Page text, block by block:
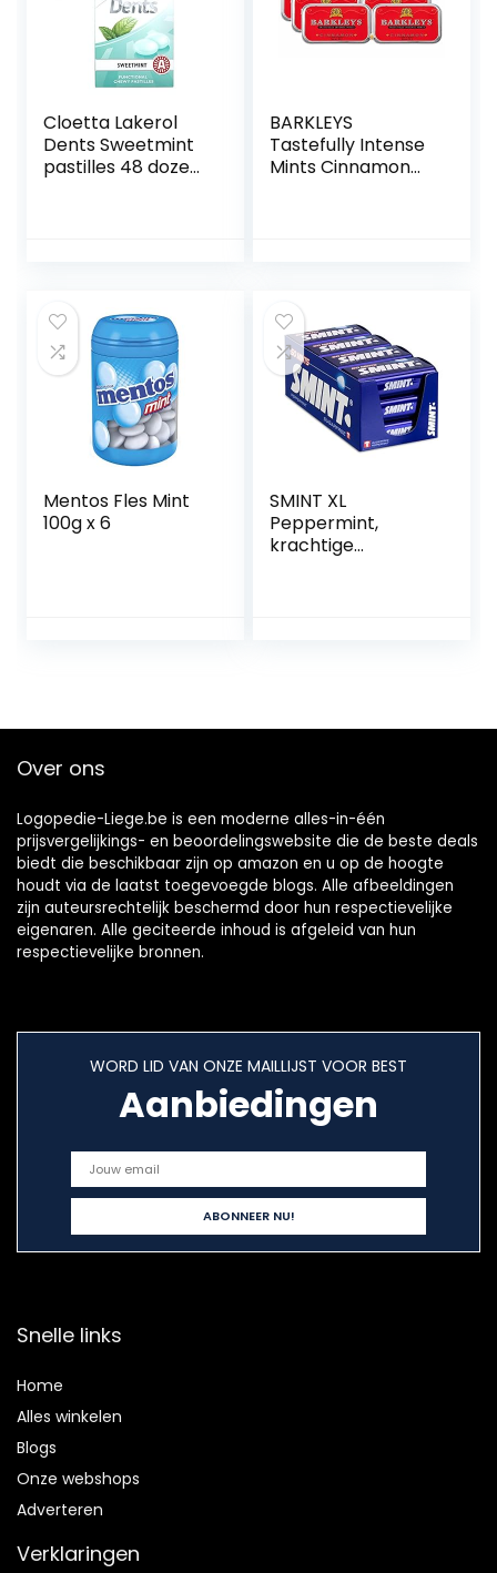
Pepermunt
snoepjes
Cloetta Lakerol
Dents Sweetmint
pastilles 48 dozen
BARKLEYS
Tastefully Intense
Mints Cinnamon
Mentos Fles Mint
100g x 6
SMINT XL
Peppermint,
krachtige
Over ons
Logopedie-Liege.be is een moderne alles-in-één
prijsvergelijkings- en beoordelingswebsite die de beste deals
biedt die beschikbaar zijn op amazon en u op de hoogte
houdt via de laatst toegevoegde blogs. Alle afbeeldingen
zijn auteursrechtelijk beschermd door hun respectievelijke
eigenaren. Alle geciteerde inhoud is afgeleid van hun
respectievelijke bronnen.
WORD LID VAN ONZE MAILLIJST VOOR BEST
Aanbiedingen
Snelle links
Home
Alles winkelen
Blogs
Onze webshops
Adverteren
Verklaringen